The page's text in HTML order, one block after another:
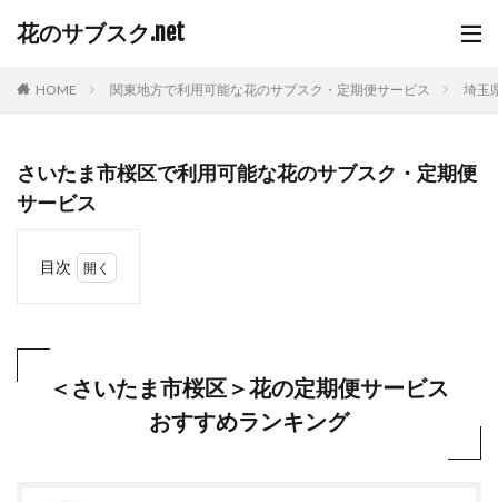
花のサブスク.net
HOME 関東地方で利用可能な花のサブスク・定期便サービス 埼玉
さいたま市桜区で利用可能な花のサブスク・定期便
サービス
目次
＞花＜さいたま市桜区＞花の定期便サービス
おすすめランキング